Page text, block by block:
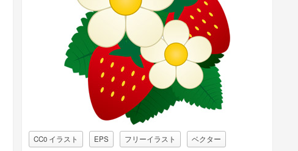
CC0 イラスト EPS フリーイラスト ベクター